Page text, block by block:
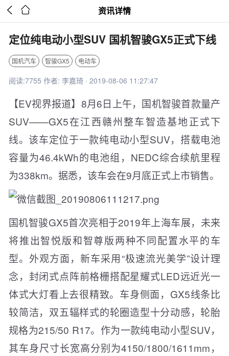
  资讯详情
定位纯电动小型SUV 国机智骏GX5正式下线
国机汽车 智骏GX5 电动车
阅读:7755 作者: 李嘉琦 · 2019-08-06 11:27:47
【EV视界报道】8月6日上午，国机智骏首款量产
SUV——GX5在江西赣州整车智造基地正式下
线。该车定位于一款纯电动小型SUV，搭载电池
容量为46.4kWh的电池组，NEDC综合续航里程
为338km。据悉，该车会在9月底正式上市销售。
国机智骏GX5首次亮相于2019年上海车展，未来
将推出智悦版和智尊版两种不同配置水平的车
型。外观方面，新车采用“极速流光美学”设计理
念，封闭式点阵前格栅搭配星耀式LED远近光一
体式大灯看上去很精致。车身侧面，GX5线条比
较简洁，双五辐样式的轮圈造型十分动感，轮胎
规格为215/50 R17。作为一款纯电动小型SUV，
其车身尺寸长宽高分别为4150/1800/1611mm，